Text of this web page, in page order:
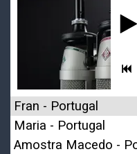
Fran - Portugal
Maria - Portugal
Amostra Macedo -